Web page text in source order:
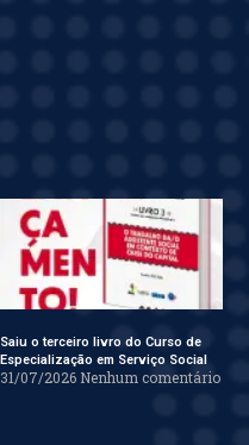
Saiu o terceiro livro do Curso de
Especialização em Serviço Social
31/07/2026 Nenhum comentário